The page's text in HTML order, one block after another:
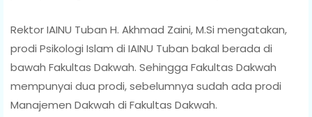
Rektor IAINU Tuban H. Akhmad Zaini, M.Si mengatakan,
prodi Psikologi Islam di IAINU Tuban bakal berada di
bawah Fakultas Dakwah. Sehingga Fakultas Dakwah
mempunyai dua prodi, sebelumnya sudah ada prodi
Manajemen Dakwah di Fakultas Dakwah.